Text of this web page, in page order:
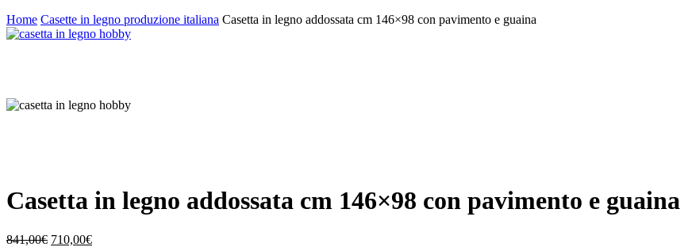
Home Casette in legno produzione italiana Casetta in legno addossata cm 146×98 con pavimento e guaina
Casetta in legno addossata cm 146×98 con pavimento e guaina
841,00€ Il
710,00€Il